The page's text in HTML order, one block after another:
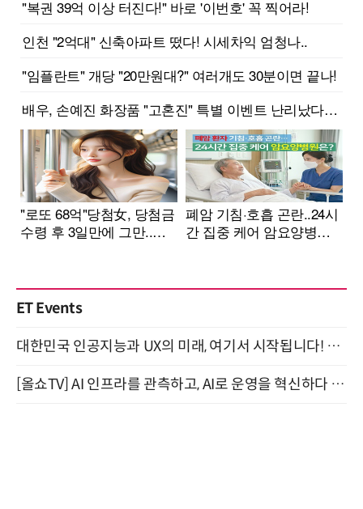
ET Events
대한민국 인공지능과 UX의 미래, 여기서 시작됩니다! UX Korea 2026 - Fall 9월 2일 개최
[올쇼TV] AI 인프라를 관측하고, AI로 운영을 혁신하다 (8월 11일 생방송)